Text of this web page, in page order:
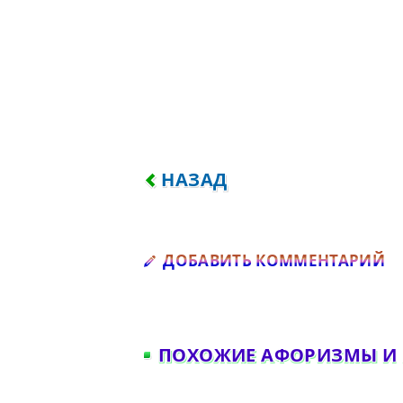
ПРЕДЫДУЩИЙ: ЗИМА
НАЗАД
ДОБАВИТЬ КОММЕНТАРИЙ
ПОХОЖИЕ АФОРИЗМЫ И